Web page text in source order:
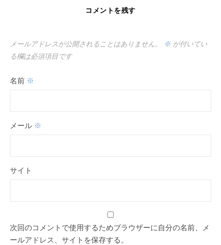
コメントを残す
メールアドレスが公開されることはありません。 ※ が付いてい
る欄は必須項目です
名前 ※
メール ※
サイト
次回のコメントで使用するためブラウザーに自分の名前、メ
ールアドレス、サイトを保存する。